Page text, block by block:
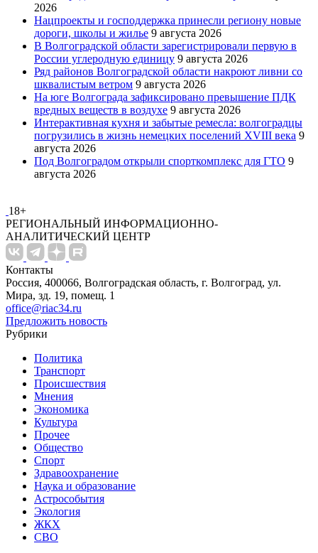
2026
Нацпроекты и господдержка принесли региону новые
дороги, школы и жилье 9 августа 2026
В Волгоградской области зарегистрировали первую в
России углеродную единицу 9 августа 2026
Ряд районов Волгоградской области накроют ливни со
шквалистым ветром 9 августа 2026
На юге Волгограда зафиксировано превышение ПДК
вредных веществ в воздухе 9 августа 2026
Интерактивная кухня и забытые ремесла: волгоградцы
погрузились в жизнь немецких поселений XVIII века 9
августа 2026
Под Волгоградом открыли спорткомплекс для ГТО 9
августа 2026
18+
РЕГИОНАЛЬНЫЙ ИНФОРМАЦИОННО-
АНАЛИТИЧЕСКИЙ ЦЕНТР
Контакты
Россия, 400066, Волгоградская область, г. Волгоград, ул.
Мира, зд. 19, помещ. 1
office@riac34.ru
Предложить новость
Рубрики
Политика
Транспорт
Происшествия
Мнения
Экономика
Культура
Прочее
Общество
Спорт
Здравоохранение
Наука и образование
Астрособытия
Экология
ЖКХ
СВО